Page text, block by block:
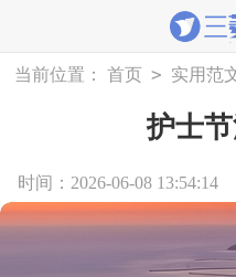
当前位置： 首页 > 实用范
护士
时间：2026-06-08 13:54:14